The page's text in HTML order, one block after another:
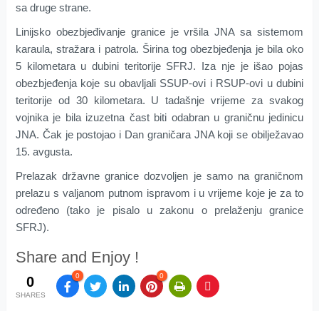
sa druge strane.
Linijsko obezbjeđivanje granice je vršila JNA sa sistemom
karaula, stražara i patrola. Širina tog obezbjeđenja je bila oko
5 kilometara u dubini teritorije SFRJ. Iza nje je išao pojas
obezbjeđenja koje su obavljali SSUP-ovi i RSUP-ovi u dubini
teritorije od 30 kilometara. U tadašnje vrijeme za svakog
vojnika je bila izuzetna čast biti odabran u graničnu jedinicu
JNA. Čak je postojao i Dan graničara JNA koji se obilježavao
15. avgusta.
Prelazak državne granice dozvoljen je samo na graničnom
prelazu s valjanom putnom ispravom i u vrijeme koje je za to
određeno (tako je pisalo u zakonu o prelaženju granice
SFRJ).
Share and Enjoy !
0
SHARES
0 0